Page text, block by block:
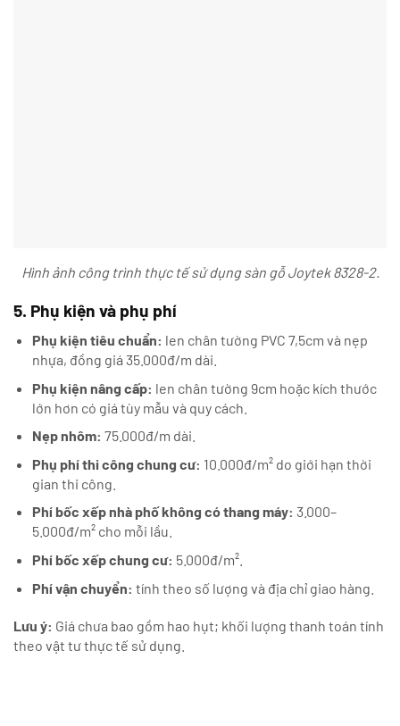
Hình ảnh công trình thực tế sử dụng sàn gỗ Joytek 8328-2.
5. Phụ kiện và phụ phí
Phụ kiện tiêu chuẩn: len chân tường PVC 7,5cm và nẹp
nhựa, đồng giá 35.000đ/m dài.
Phụ kiện nâng cấp: len chân tường 9cm hoặc kích thước
lớn hơn có giá tùy mẫu và quy cách.
Nẹp nhôm: 75.000đ/m dài.
Phụ phí thi công chung cư: 10.000đ/m² do giới hạn thời
gian thi công.
Phí bốc xếp nhà phố không có thang máy: 3.000–
5.000đ/m² cho mỗi lầu.
Phí bốc xếp chung cư: 5.000đ/m².
Phí vận chuyển: tính theo số lượng và địa chỉ giao hàng.
Lưu ý: Giá chưa bao gồm hao hụt; khối lượng thanh toán tính
theo vật tư thực tế sử dụng.